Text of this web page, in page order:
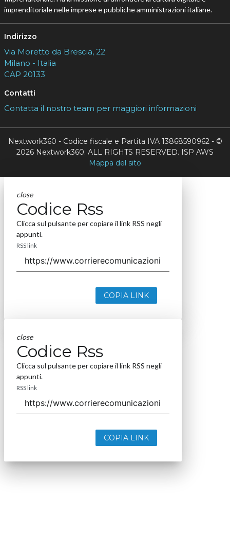
imprenditoriale nelle imprese e pubbliche amministrazioni italiane.
Indirizzo
Via Moretto da Brescia, 22
Milano - Italia
CAP 20133
Contatti
Contatta il nostro team per maggiori informazioni
Nextwork360 - Codice fiscale e Partita IVA 13868590962 - ©
2026 Nextwork360. ALL RIGHTS RESERVED. ISP AWS
Mappa del sito
close
Codice Rss
Clicca sul pulsante per copiare il link RSS negli
appunti.
RSS link
COPIA LINK
close
Codice Rss
Clicca sul pulsante per copiare il link RSS negli
appunti.
RSS link
COPIA LINK